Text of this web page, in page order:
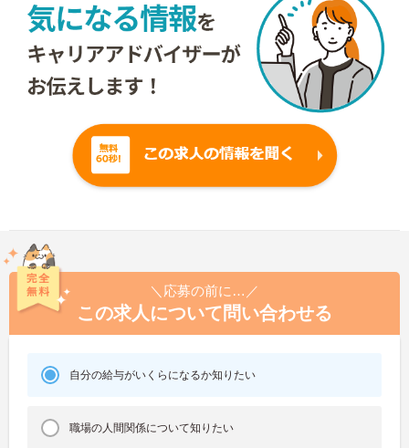
＼応募の前に…／
この求人について問い合わせる
自分の給与がいくらになるか知りたい
職場の人間関係について知りたい